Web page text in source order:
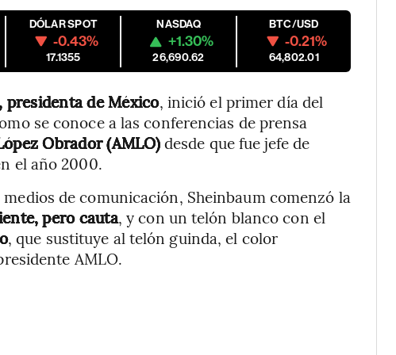
DÓLAR SPOT
-0.43%
17.1355
NASDAQ
+1.30%
26,690.62
BTC/USD
-0.21%
64,802.01
presidenta de México, inició el primer día del
se conoce a las conferencias de prensa
Obrador (AMLO)desde que fue jefe de
el año 2000.
de comunicación, Sheinbaum comenzó la
pero cauta, y con un telón blanco con el
, que sustituye al telón guinda, el color
AMLO.